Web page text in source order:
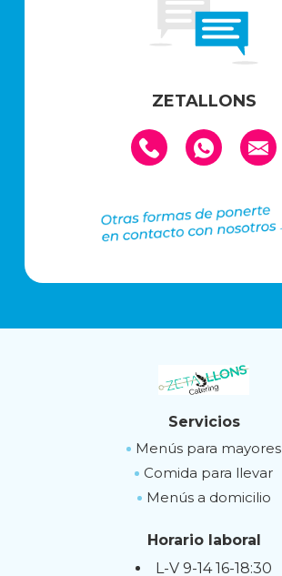
ZETALLONS
Servicios
Menús para mayores
Comida para llevar
Menús a domicilio
Horario laboral
L-V 9-14 16-18:30